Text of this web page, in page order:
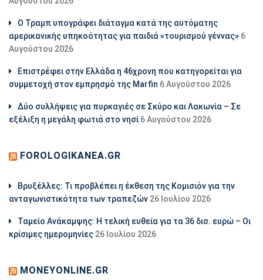
Ο Τραμπ υπογράφει διάταγμα κατά της αυτόματης
αμερικανικής υπηκοότητας για παιδιά «τουρισμού γέννας» 6
Αυγούστου 2026
Επιστρέφει στην Ελλάδα η 46χρονη που κατηγορείται για
συμμετοχή στον εμπρησμό της Marfin 6 Αυγούστου 2026
Δύο συλλήψεις για πυρκαγιές σε Σκύρο και Λακωνία – Σε
εξέλιξη η μεγάλη φωτιά στο νησί 6 Αυγούστου 2026
FOROLOGIKANEA.GR
Βρυξέλλες: Τι προβλέπει η έκθεση της Κομισιόν για την
ανταγωνιστικότητα των τραπεζών 26 Ιουλίου 2026
Ταμείο Ανάκαμψης: Η τελική ευθεία για τα 36 δισ. ευρώ – Οι
κρίσιμες ημερομηνίες 26 Ιουλίου 2026
MONEYONLINE.GR